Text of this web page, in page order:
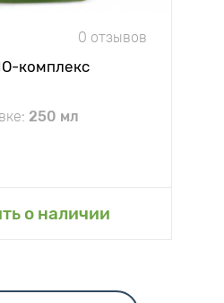
0 отзывов
комплекс
250 мл
о наличии